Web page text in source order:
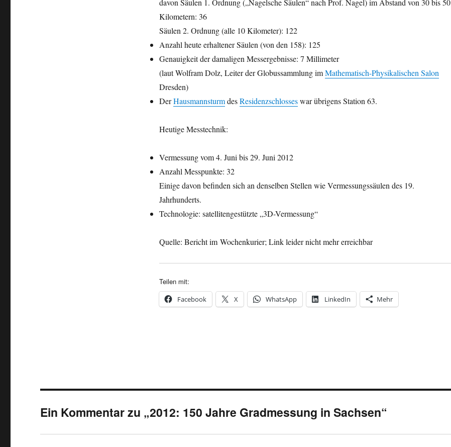
davon Säulen 1. Ordnung („Nagelsche Säulen“ nach Prof. Nagel) im Abstand von 30 bis 50
Kilometern: 36
Säulen 2. Ordnung (alle 10 Kilometer): 122
Anzahl heute erhaltener Säulen (von den 158): 125
Genauigkeit der damaligen Messergebnisse: 7 Millimeter
(laut Wolfram Dolz, Leiter der Globussammlung imMathematisch-Physikalischen Salon
Dresden)
DerHausmannsturmdesResidenzschlosseswar übrigens Station 63.
Heutige Messtechnik:
Vermessung vom 4. Juni bis 29. Juni 2012
Anzahl Messpunkte: 32
Einige davon befinden sich an denselben Stellen wie Vermessungssäulen des 19.
Jahrhunderts.
Technologie: satellitengestützte „3D-Vermessung“
Quelle: Bericht im Wochenkurier; Link leider nicht mehr erreichbar
Teilen mit:
Facebook X WhatsApp LinkedIn Mehr
Ein Kommentar zu „2012: 150 Jahre Gradmessung in Sachsen“